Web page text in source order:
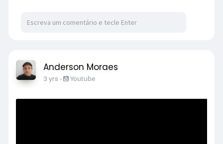
Anderson Moraes
3 yrs - Youtube